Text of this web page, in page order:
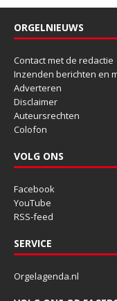
ORGELNIEUWS
Contact met de redactie
Inzenden berichten en
Adverteren
Disclaimer
Auteursrechten
Colofon
VOLG ONS
Facebook
YouTube
RSS-feed
SERVICE
Orgelagenda.nl